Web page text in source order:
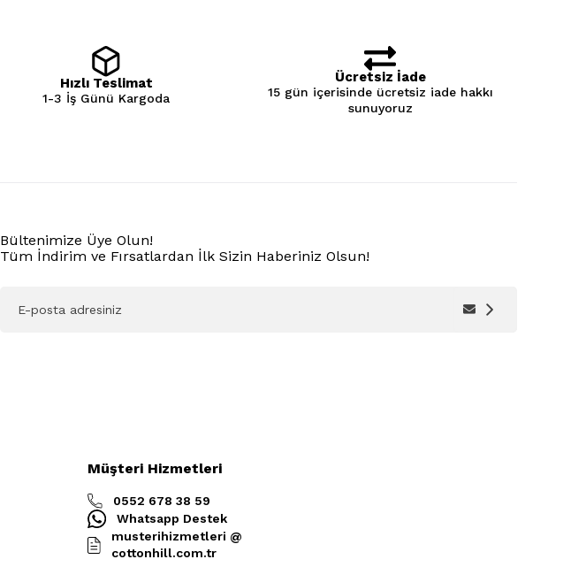
Hızlı Teslimat
1-3 İş Günü Kargoda
Ücretsiz İade
15 gün içerisinde ücretsiz iade hakkı
sunuyoruz
Bültenimize Üye Olun!
Tüm İndirim ve Fırsatlardan İlk Sizin Haberiniz Olsun!
Müşteri Hizmetleri
0552 678 38 59
Whatsapp Destek
musterihizmetleri @
cottonhill.com.tr